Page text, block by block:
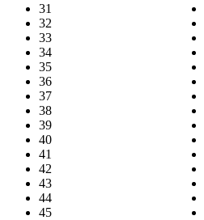
31
32
33
34
35
36
37
38
39
40
41
42
43
44
45